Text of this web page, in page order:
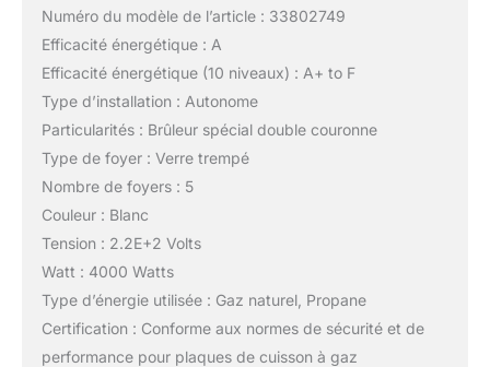
Numéro du modèle de l’article : 33802749
Efficacité énergétique : A
Efficacité énergétique (10 niveaux) : A+ to F
Type d’installation : Autonome
Particularités : Brûleur spécial double couronne
Type de foyer : Verre trempé
Nombre de foyers : 5
Couleur : Blanc
Tension : 2.2E+2 Volts
Watt : 4000 Watts
Type d’énergie utilisée : Gaz naturel, Propane
Certification : Conforme aux normes de sécurité et de
performance pour plaques de cuisson à gaz